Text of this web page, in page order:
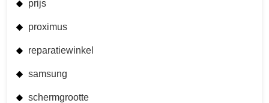
prijs
proximus
reparatiewinkel
samsung
schermgrootte